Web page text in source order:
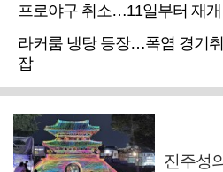
프로야구 취소…11일부터 재개
라커룸 냉탕 등장…폭염 경기
잡
진주성